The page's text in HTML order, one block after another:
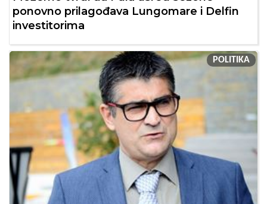
ponovno prilagođava Lungomare i Delfin
investitorima
POLITIKA